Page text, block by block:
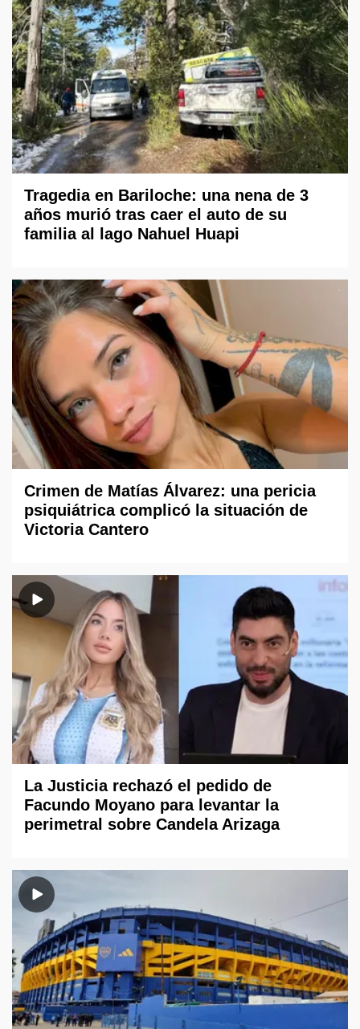
Tragedia en Bariloche: una nena de 3
años murió tras caer el auto de su
familia al lago Nahuel Huapi
Crimen de Matías Álvarez: una pericia
psiquiátrica complicó la situación de
Victoria Cantero
La Justicia rechazó el pedido de
Facundo Moyano para levantar la
perimetral sobre Candela Arizaga